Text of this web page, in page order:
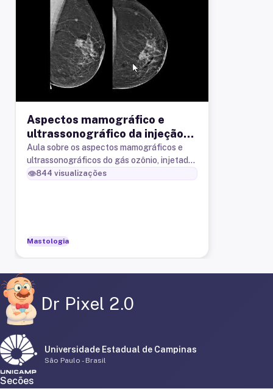
Aspectos mamográfico e
ultrassonográfico da injeção
de ozônio na mama em
paciente com câcer de mama.
Aula sobre os aspectos mamográficos e
ultrassonográficos do gás ozônio, injetado,
sem indicação médica, como tratamento
👁️844 visualizações
Mastologia
Dr Pixel 2.0
Universidade Estadual de Campinas
São Paulo - Brasil
Secões